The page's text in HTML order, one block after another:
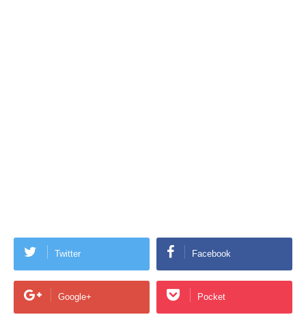
Twitter Facebook
Google+ Pocket